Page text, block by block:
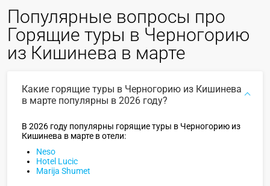
Популярные вопросы про
Горящие туры в Черногорию
из Кишинева в марте
Какие горящие туры в Черногорию из Кишинева
в марте популярны в 2026 году?
В 2026 году популярны горящие туры в Черногорию из
Кишинева в марте в отели:
Neso
Hotel Lucic
Marija Shumet